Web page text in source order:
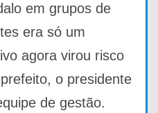
em grupos de
era só um
agora virou risco
o presidente
de gestão.